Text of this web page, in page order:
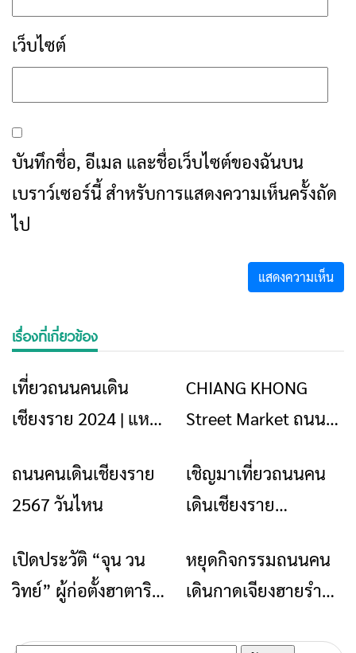
เว็บไซต์
บันทึกชื่อ, อีเมล และชื่อเว็บไซต์ของฉันบน
เบราว์เซอร์นี้ สำหรับการแสดงความเห็นครั้งถัด
ไป
เรื่องที่เกี่ยวข้อง
ท่องเที่ยว ร้านอาหารที่พัก
เที่ยวถนนคนเดิน
เชียงราย 2024 | แหล่ง
วัฒนธรรมล้านนา
Walking Street
ข่าวเชียงราย
CHIANG KHONG
Street Market ถนน
2567
ท่องเที่ยว
ถนนคนเดินเชียงราย
2567 วันไหน
ท่องเที่ยว
เชิญมาเที่ยวถนนคน
เดินเชียงราย
Street 2566
ข่าวเชียงราย
เปิดประวัติ “จุน วน
วิทย์” ผู้ก่อตั้งฮาตาริ
ข่าวเชียงราย
หยุดกิจกรรมถนนคน
เดินกาดเจียงฮายรำลึก